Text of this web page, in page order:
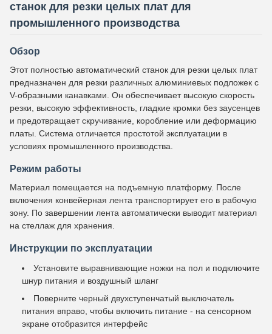
станок для резки целых плат для
промышленного производства
Обзор
Этот полностью автоматический станок для резки целых плат
предназначен для резки различных алюминиевых подложек с
V-образными канавками. Он обеспечивает высокую скорость
резки, высокую эффективность, гладкие кромки без заусенцев
и предотвращает скручивание, коробление или деформацию
платы. Система отличается простотой эксплуатации в
условиях промышленного производства.
Режим работы
Материал помещается на подъемную платформу. После
включения конвейерная лента транспортирует его в рабочую
зону. По завершении лента автоматически выводит материал
на стеллаж для хранения.
Инструкции по эксплуатации
Установите выравнивающие ножки на пол и подключите
шнур питания и воздушный шланг
Поверните черный двухступенчатый выключатель
питания вправо, чтобы включить питание - на сенсорном
экране отобразится интерфейс